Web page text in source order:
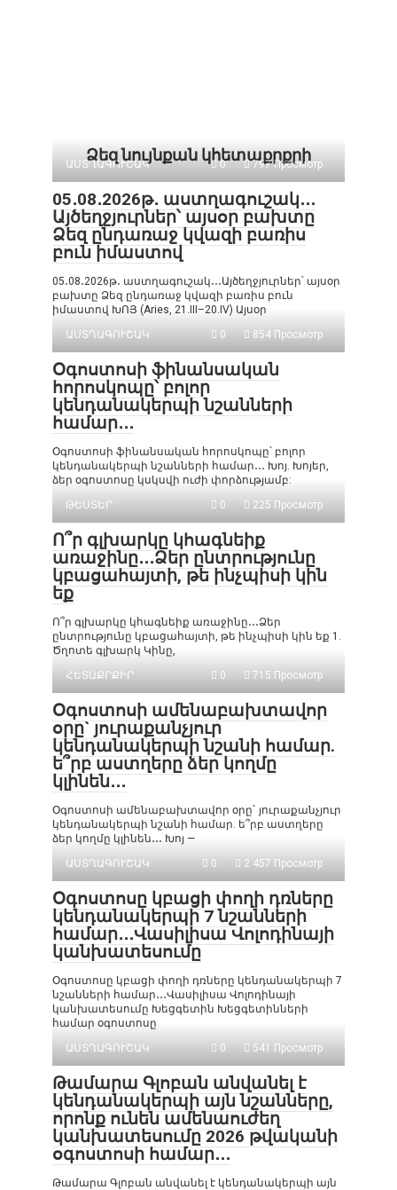
Ձեզ նույնքան կհետաքրքրի
ԱՍՏՂԱԳՈՒՇԱԿ 0 797 Просмотр
05․08․2026թ․ աստղագուշակ․․․
Այծեղջյուրներ՝ այսօր բախտը
Ձեզ ընդառաջ կվազի բառիս
բուն իմաստով
05․08․2026թ․ աստղագուշակ․․․Այծեղջյուրներ՝ այսօր
բախտը Ձեզ ընդառաջ կվազի բառիս բուն
իմաստով ԽՈՅ (Aries, 21.III–20.IV) Այսօր
ԱՍՏՂԱԳՈՒՇԱԿ
0 854 Просмотр
Օգոստոսի ֆինանսական
հորոսկոպը՝ բոլոր
կենդանակերպի նշանների
համար․․․
Օգոստոսի ֆինանսական հորոսկոպը՝ բոլոր
կենդանակերպի նշանների համար․․․ Խոյ. Խոյեր,
ձեր օգոստոսը կսկսվի ուժի փորձությամբ:
ԹԵՍՏԵՐ
0 225 Просмотр
Ո՞ր գլխարկը կհագնեիք
առաջինը․․․Ձեր ընտրությունը
կբացահայտի, թե ինչպիսի կին
եք
Ո՞ր գլխարկը կհագնեիք առաջինը․․․Ձեր
ընտրությունը կբացահայտի, թե ինչպիսի կին եք 1.
Ծղոտե գլխարկ Կինը,
ՀԵՏԱՔՐՔԻՐ
0 715 Просмотр
Օգոստոսի ամենաբախտավոր
օրը` յուրաքանչյուր
կենդանակերպի նշանի համար.
ե՞րբ աստղերը ձեր կողմը
կլինեն․․․
Օգոստոսի ամենաբախտավոր օրը` յուրաքանչյուր
կենդանակերպի նշանի համար. ե՞րբ աստղերը
ձեր կողմը կլինեն․․․ Խոյ —
ԱՍՏՂԱԳՈՒՇԱԿ
0 2 457 Просмотр
Օգոստոսը կբացի փողի դռները
կենդանակերպի 7 նշանների
համար․․․Վասիլիսա Վոլոդինայի
կանխատեսումը
Օգոստոսը կբացի փողի դռները կենդանակերպի 7
նշանների համար․․․Վասիլիսա Վոլոդինայի
կանխատեսումը Խեցգետին Խեցգետինների
համար օգոստոսը
ԱՍՏՂԱԳՈՒՇԱԿ
0 541 Просмотр
Թամարա Գլոբան անվանել է
կենդանակերպի այն նշանները,
որոնք ունեն ամենաուժեղ
կանխատեսումը 2026 թվականի
օգոստոսի համար․․․
Թամարա Գլոբան անվանել է կենդանակերպի այն